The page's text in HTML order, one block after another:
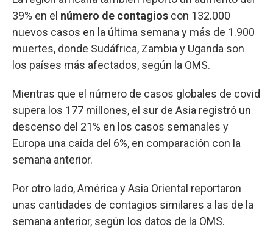
39% en el número de contagios con 132.000
nuevos casos en la última semana y más de 1.900
muertes, donde Sudáfrica, Zambia y Uganda son
los países más afectados, según la OMS.
Mientras que el número de casos globales de covid
supera los 177 millones, el sur de Asia registró un
descenso del 21% en los casos semanales y
Europa una caída del 6%, en comparación con la
semana anterior.
Por otro lado, América y Asia Oriental reportaron
unas cantidades de contagios similares a las de la
semana anterior, según los datos de la OMS.